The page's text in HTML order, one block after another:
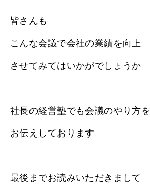
皆さんも
こんな会議で会社の業績を向上
させてみてはいかがでしょうか
社長の経営塾でも会議のやり方を
お伝えしております
最後までお読みいただきまして